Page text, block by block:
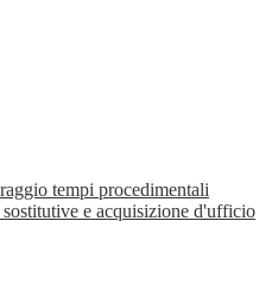
tempi procedimentali
e acquisizione d'ufficio